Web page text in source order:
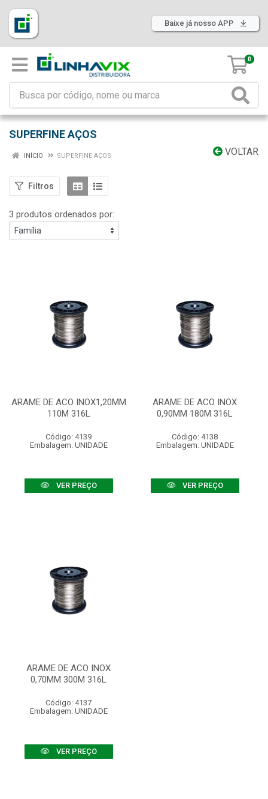
Baixe já nosso APP
0
SUPERFINE AÇOS
VOLTAR
INÍCIO SUPERFINE AÇOS
Filtros
3 produtos ordenados por:
ARAME DE ACO INOX1,20MM
110M 316L
Código: 4139
Embalagem: UNIDADE
VER PREÇO
ARAME DE ACO INOX
0,90MM 180M 316L
Código: 4138
Embalagem: UNIDADE
VER PREÇO
ARAME DE ACO INOX
0,70MM 300M 316L
Código: 4137
Embalagem: UNIDADE
VER PREÇO